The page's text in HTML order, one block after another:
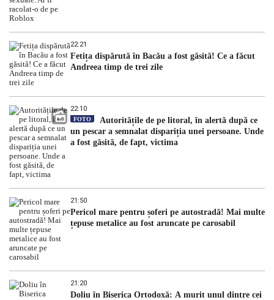
22:21
Fetița dispărută în Bacău a fost găsită! Ce a făcut
Andreea timp de trei zile
22:10
FOTO
Autoritățile de pe litoral, în alertă după ce
un pescar a semnalat dispariția unei persoane. Unde
a fost găsită, de fapt, victima
21:50
Pericol mare pentru șoferi pe autostradă! Mai multe
țepuse metalice au fost aruncate pe carosabil
21:20
Doliu în Biserica Ortodoxă: A murit unul dintre cei